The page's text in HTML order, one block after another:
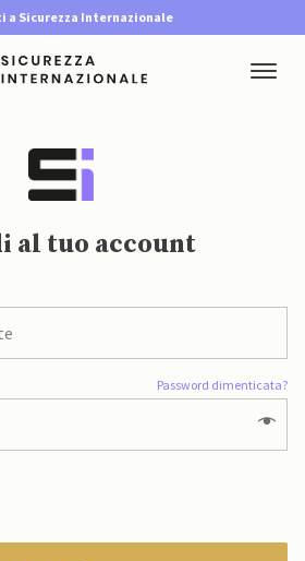
a Sicurezza Internazionale
al tuo account
Password dimenticata?